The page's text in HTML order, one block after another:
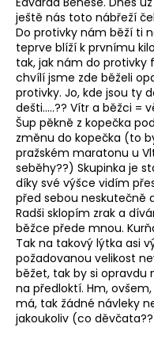
ještě nás toto nábřeží
Do protivky nám běží ti
teprve blíží k prvnímu
tak, jak nám do protivky
chvílí jsme zde běželi
protivky. Jo, kde jsou ty
dešti.....?? Vítr a běžci =
Šup pěkně z kopečka
změnu do kopečka (to
pražském maratonu u
seběhy??) Skupinka je
díky své výšce vidím
před sebou neskutečně
Radši sklopím zrak a
běžce přede mnou.
Tak na takový lýtka asi
požadovanou velikost
běžet, tak by si opravdu
na předloktí. Hm,
má, tak žádné návleky
jakoukoliv (co